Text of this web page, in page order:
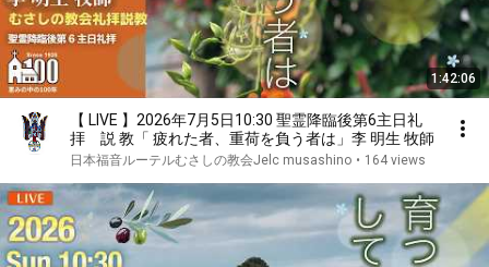
1:42:06
【 LIVE 】2026年7月5日10:30 聖霊降臨後第6主日礼
拝 説 教「 疲れた者、重荷を負う者は」李 明生 牧師
日本福音ルーテルむさしの教会Jelc musashino • 164 views